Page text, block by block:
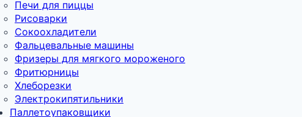
Печи для пиццы
Рисоварки
Сокоохладители
Фальцевальные машины
Фризеры для мягкого мороженого
Фритюрницы
Хлеборезки
Электрокипятильники
Паллетоупаковщики